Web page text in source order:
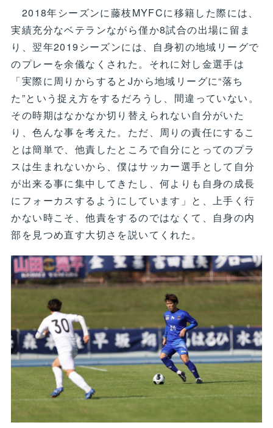
2018年シーズンに藤枝MYFCに移籍した際には、
実績充分なベテランながら僅か8試合の出場に留ま
り、翌年2019シーズンには、自身初の地域リーグで
のプレーを余儀なくされた。それに対し金選手は
「実際に周りからするとJから地域リーグに“落ち
た”という捉え方をするだろうし、間違っていない。
その時期はなかなか切り替えられない自分がいた
り、色んな事を考えた。ただ、周りの責任にするこ
とは簡単で、他責したところで自分にとってのプラ
スは生まれないから、僕はサッカー選手として自分
が出来る事に集中してきたし、何よりも自身の成長
にフォーカスするようにしています」と、上手く行
かない時こそ、他責をするのではなくて、自身の内
部を見つめ直す大切さを説いてくれた。